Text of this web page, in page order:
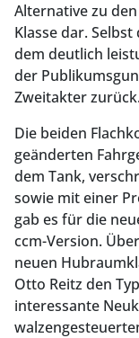
Alternative zu
Klasse dar.
dem deutlich
der
Zweitakter zurück.
Die beiden
geänderten
dem Tank,
sowie mit einer
gab es für die
ccm-Version.
neuen
Otto Reitz den
interessante